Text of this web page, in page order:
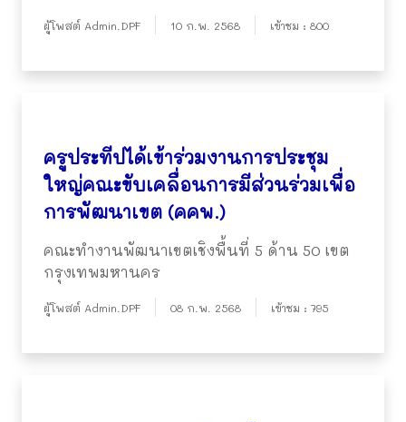
ผู้โพสต์ Admin.DPF 10 ก.พ. 2568 เข้าชม : 800
ครูประทีปได้เข้าร่วมงานการประชุม
ใหญ่คณะขับเคลื่อนการมีส่วนร่วมเพื่อ
การพัฒนาเขต (คคพ.)
คณะทำงานพัฒนาเขตเชิงพื้นที่ 5 ด้าน 50 เขต
กรุงเทพมหานคร
ผู้โพสต์ Admin.DPF 08 ก.พ. 2568 เข้าชม : 795